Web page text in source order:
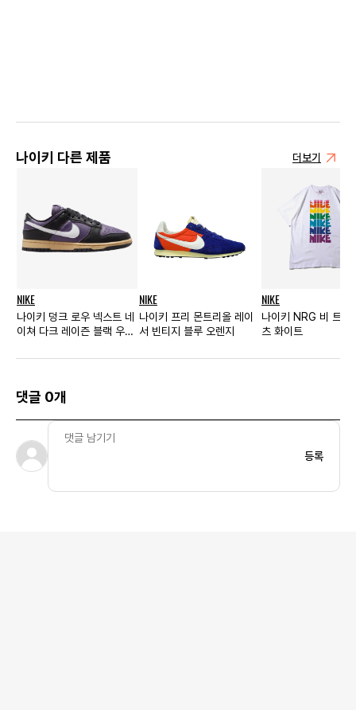
나이키 다른 제품 더보기
NIKE
나이키 덩크 로우 넥스트 네
이쳐 다크 레이즌 블랙 우먼
NIKE
나이키 프리 몬트리올 레이
서 빈티지 블루 오렌지
NIKE
나이키 NRG 비 트루
츠 화이트
댓글 0개
등록